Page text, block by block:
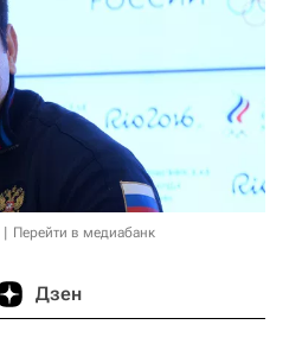
Перейти в медиабанк
Дзен